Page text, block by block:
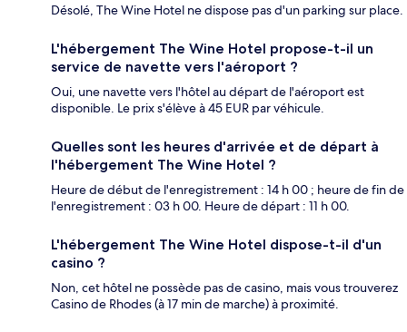
Désolé, The Wine Hotel ne dispose pas d'un parking sur place.
L'hébergement The Wine Hotel propose-t-il un
service de navette vers l'aéroport ?
Oui, une navette vers l'hôtel au départ de l'aéroport est
disponible. Le prix s'élève à 45 EUR par véhicule.
Quelles sont les heures d'arrivée et de départ à
l'hébergement The Wine Hotel ?
Heure de début de l'enregistrement : 14 h 00 ; heure de fin de
l'enregistrement : 03 h 00. Heure de départ : 11 h 00.
L'hébergement The Wine Hotel dispose-t-il d'un
casino ?
Non, cet hôtel ne possède pas de casino, mais vous trouverez
Casino de Rhodes (à 17 min de marche) à proximité.